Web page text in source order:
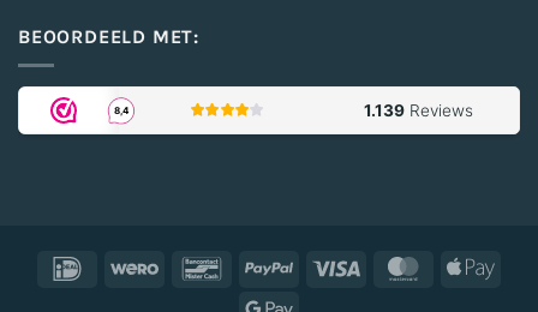
BEOORDEELD MET:
IDeal Wero BancontactPayPal Visa MasterCard
Google